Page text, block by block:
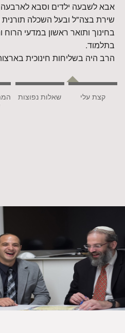
אבא לשבעה ילדים וסבא לארבעה
שירת בצה"ל ובעל השכלה
בחינוך ותואר ראשון במדעי הרוח
בתלמוד.
הרב היה בשליחות חינוכית
הרב הינו איש חינוך ותיק וניהל
"עמיעד" בעיר אלעד והיה מפקח
וראש הכולל הציוני בישוב שערי
הרב חיבר שלושה ספרים "נויה
השבוע ,"מים חיים" -שיעורים
מבראשית"- מאמרים על חגי
הרבנויות בארץ, לחצו לצפייה.
אחת בערב , ומשאיר את גובה
לחצו להורדת טופס הזמנת רב
קצת עלי שאלות נפוצות